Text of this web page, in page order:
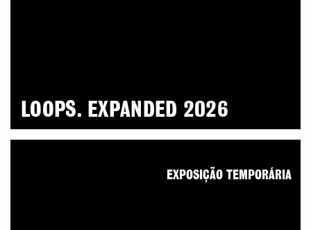
LOOPS. EXPANDED 2026
EXPOSIÇÃO TEMPORÁRIA